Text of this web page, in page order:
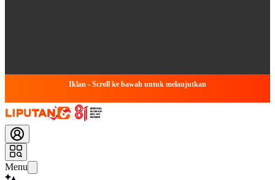
Iklan - Scroll ke bawah untuk melanjutkan
Menu